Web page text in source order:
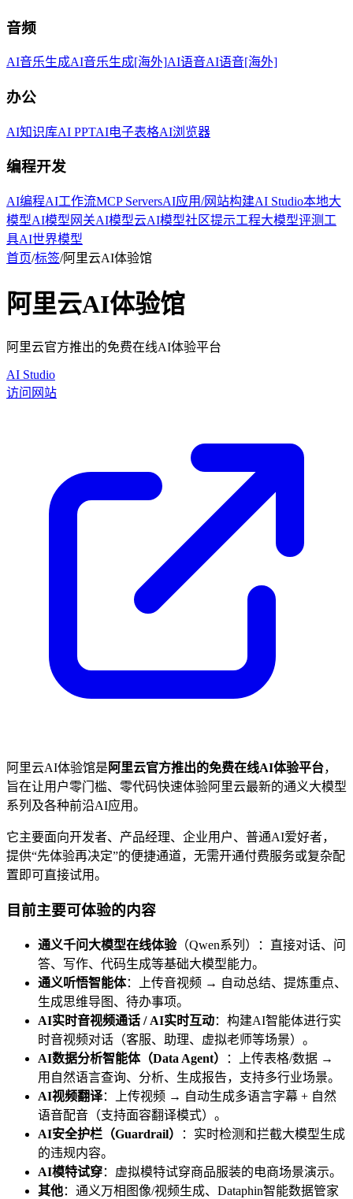
音频
AI音乐生成AI音乐生成[海外]AI语音AI语音[海外]
办公
AI知识库AI PPTAI电子表格AI浏览器
编程开发
AI编程AI工作流MCP ServersAI应用/网站构建AI Studio本地大
模型AI模型网关AI模型云AI模型社区提示工程大模型评测工
具AI世界模型
首页/标签/阿里云AI体验馆
阿里云AI体验馆
阿里云官方推出的免费在线AI体验平台
AI Studio
访问网站
阿里云AI体验馆是 阿里云官方推出的免费在线AI体验平台，
旨在让用户零门槛、零代码快速体验阿里云最新的通义大模型
系列及各种前沿AI应用。
它主要面向开发者、产品经理、企业用户、普通AI爱好者，
提供“先体验再决定”的便捷通道，无需开通付费服务或复杂配
置即可直接试用。
目前主要可体验的内容
通义千问大模型在线体验（Qwen系列）：直接对话、问
答、写作、代码生成等基础大模型能力。
通义听悟智能体：上传音视频 → 自动总结、提炼重点、
生成思维导图、待办事项。
AI实时音视频通话 / AI实时互动：构建AI智能体进行实
时音视频对话（客服、助理、虚拟老师等场景）。
AI数据分析智能体（Data Agent）
：上传表格/数据 →
用自然语言查询、分析、生成报告，支持多行业场景。
AI视频翻译：上传视频 → 自动生成多语言字幕 + 自然
语音配音（支持面容翻译模式）。
AI安全护栏（Guardrail）
：实时检测和拦截大模型生成
的违规内容。
AI模特试穿：虚拟模特试穿商品服装的电商场景演示。
其他：通义万相图像/视频生成、Dataphin智能数据管家